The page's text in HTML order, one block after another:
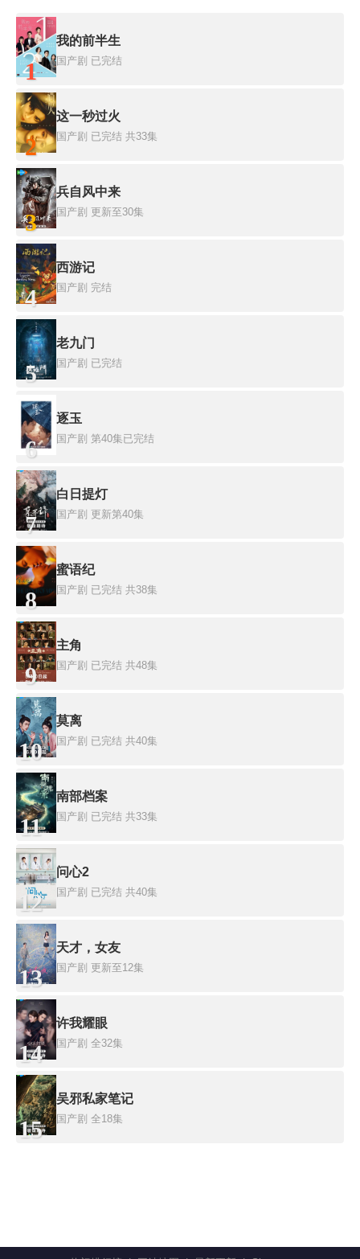
1
我的前半生
国产剧 已完结
2
这一秒过火
国产剧 已完结 共33集
3
兵自风中来
国产剧 更新至30集
4
西游记
国产剧 完结
5
老九门
国产剧 已完结
6
逐玉
国产剧 第40集已完结
7
白日提灯
国产剧 更新第40集
8
蜜语纪
国产剧 已完结 共38集
9
主角
国产剧 已完结 共48集
10
莫离
国产剧 已完结 共40集
11
南部档案
国产剧 已完结 共33集
12
问心2
国产剧 已完结 共40集
13
天才，女友
国产剧 更新至12集
14
许我耀眼
国产剧 全32集
15
吴邪私家笔记
国产剧 全18集